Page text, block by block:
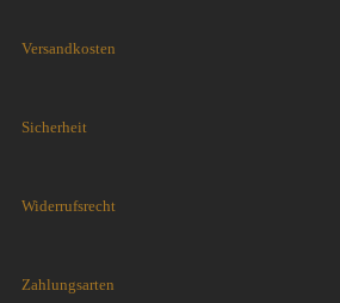
Versandkosten
Sicherheit
Widerrufsrecht
Zahlungsarten